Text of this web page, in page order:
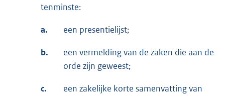
tenminste:
a. een presentielijst;
b.
een vermelding van de zaken die aan de
orde zijn geweest;
c.
een zakelijke korte samenvatting van